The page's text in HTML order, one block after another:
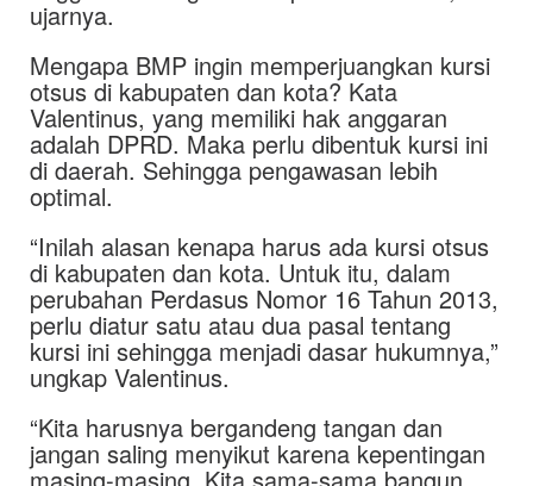
ujarnya.
Mengapa BMP ingin memperjuangkan kursi
otsus di kabupaten dan kota? Kata
Valentinus, yang memiliki hak anggaran
adalah DPRD. Maka perlu dibentuk kursi ini
di daerah. Sehingga pengawasan lebih
optimal.
“Inilah alasan kenapa harus ada kursi otsus
di kabupaten dan kota. Untuk itu, dalam
perubahan Perdasus Nomor 16 Tahun 2013,
perlu diatur satu atau dua pasal tentang
kursi ini sehingga menjadi dasar hukumnya,”
ungkap Valentinus.
“Kita harusnya bergandeng tangan dan
jangan saling menyikut karena kepentingan